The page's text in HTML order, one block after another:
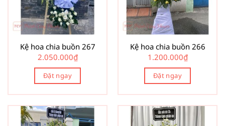
Kệ hoa chia buồn 267
2.050.000₫
Đặt ngay
Kệ hoa chia buồn 266
1.200.000₫
Đặt ngay